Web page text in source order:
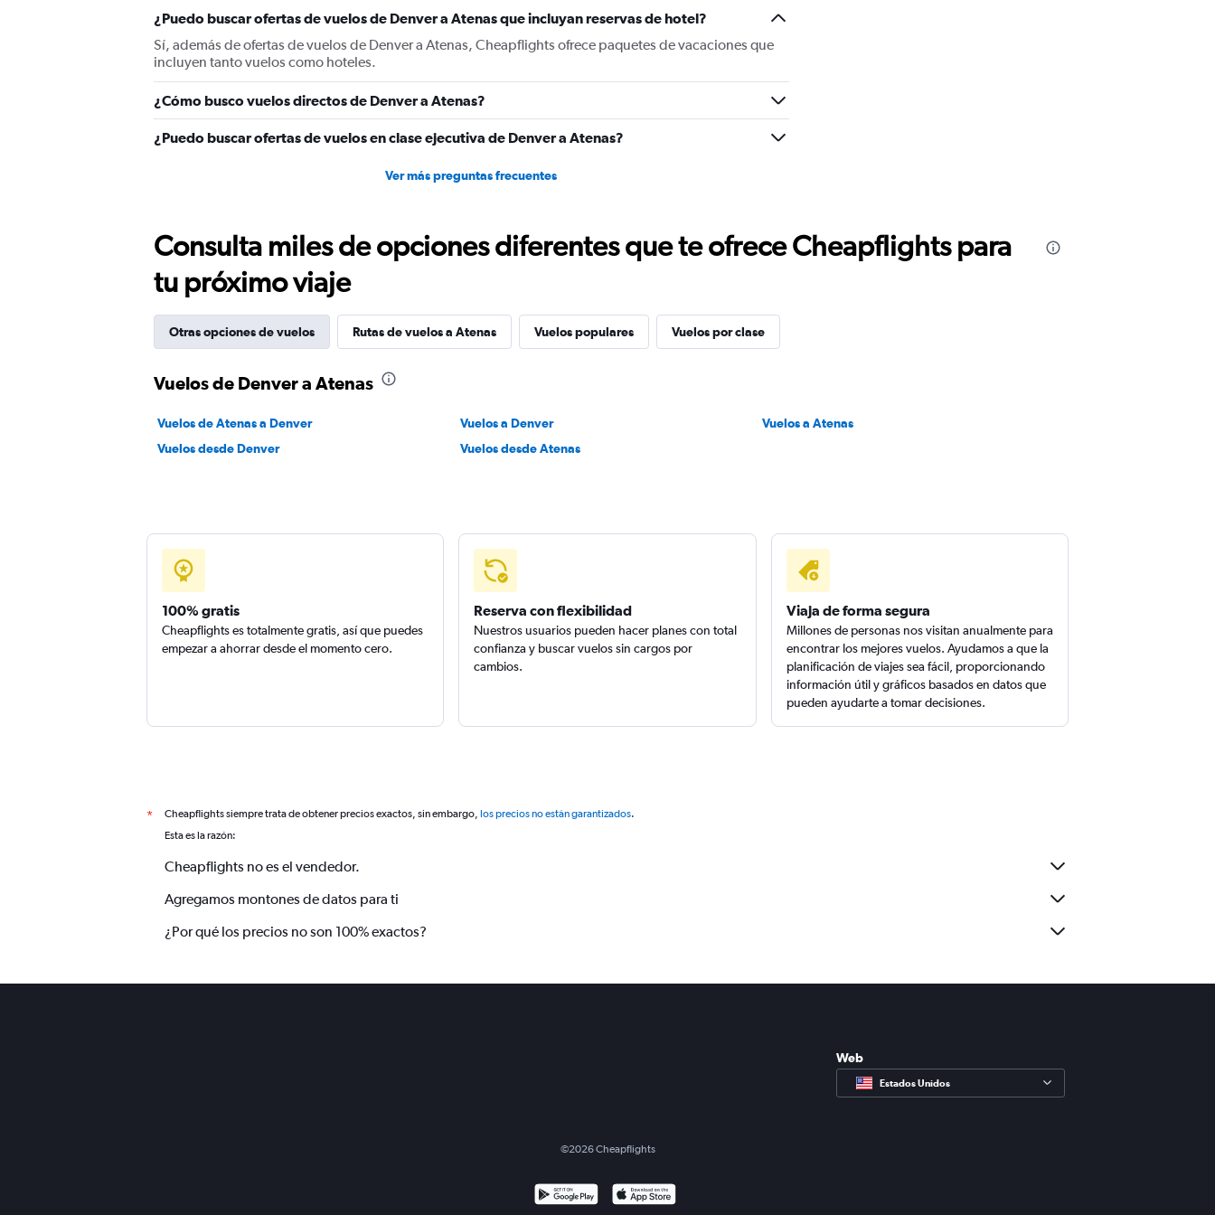
displaying
Range:
0
to
4500.
axis
displaying
values.
0
1500.
¿Puedo buscar ofertas de vuelos de Denver a Atenas que incluyan reservas de hotel?
Sí, además de ofertas de vuelos de Denver a Atenas, Cheapflights ofrece paquetes de vacaciones que
incluyen tanto vuelos como hoteles.
¿Cómo busco vuelos directos de Denver a Atenas?
¿Puedo buscar ofertas de vuelos en clase ejecutiva de Denver a Atenas?
Ver más preguntas frecuentes
Consulta miles de opciones diferentes que te ofrece Cheapflights para
tu próximo viaje
Otras opciones de vuelos Rutas de vuelos a Atenas Vuelos populares Vuelos por clase
Vuelos de Denver a Atenas
Vuelos de Atenas a Denver Vuelos a Denver
Vuelos a Atenas
Vuelos desde Denver
Vuelos desde Atenas
100% gratis
Cheapflights es totalmente gratis, así que puedes
empezar a ahorrar desde el momento cero.
Reserva con flexibilidad
Nuestros usuarios pueden hacer planes con total
confianza y buscar vuelos sin cargos por
cambios.
Viaja de forma segura
Millones de personas nos visitan anualmente para
encontrar los mejores vuelos. Ayudamos a que la
planificación de viajes sea fácil, proporcionando
información útil y gráficos basados en datos que
pueden ayudarte a tomar decisiones.
* Cheapflights siempre trata de obtener precios exactos, sin embargo, los precios no están garantizados.
Esta es la razón:
Cheapflights no es el vendedor.
Agregamos montones de datos para ti
¿Por qué los precios no son 100% exactos?
Web
Estados Unidos
©2026Cheapflights